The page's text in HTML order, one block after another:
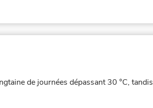
de journées dépassant 30 °C, tandis